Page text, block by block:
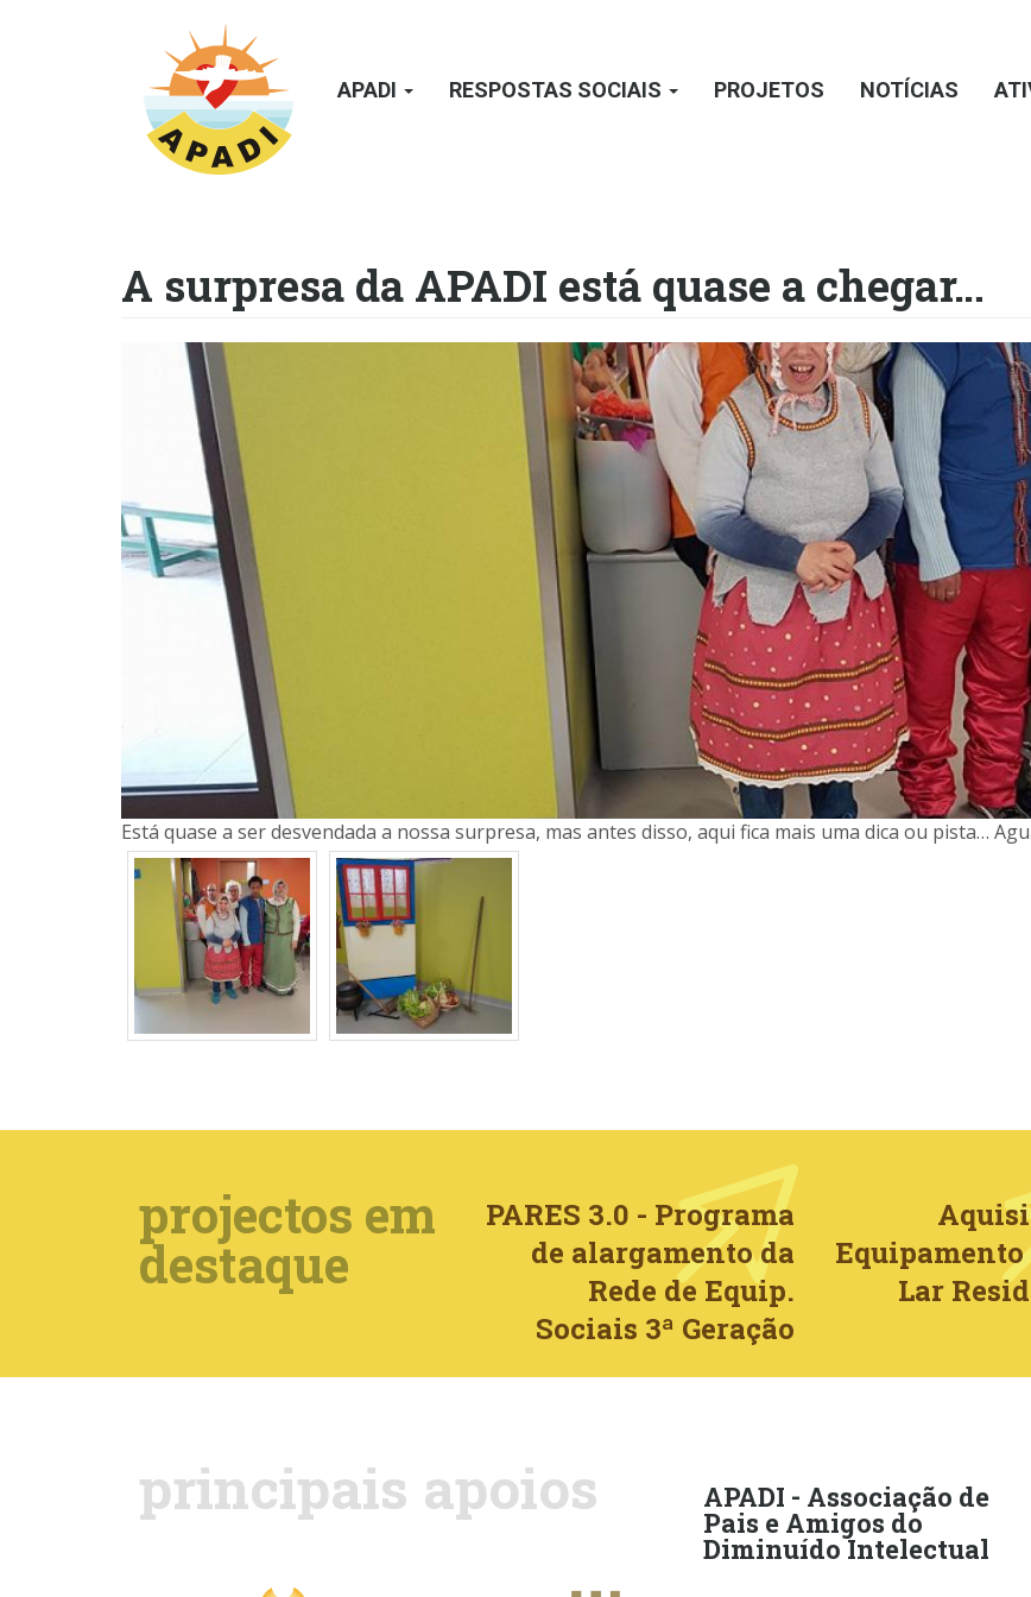
APADI RESPOSTAS SOCIAIS PROJETOS NOTÍCIAS
A surpresa da APADI está quase a chegar…
Está quase a ser desvendada a nossa surpresa, mas antes disso, aqui fica mais uma dica ou pista…
projectos em
destaque
PARES 3.0 - Programa
de alargamento da
Rede de Equip.
Sociais 3ª Geração
Equipamento
Lar
principais apoios APADI - Associação de
Pais e Amigos do
Diminuído Intelectual